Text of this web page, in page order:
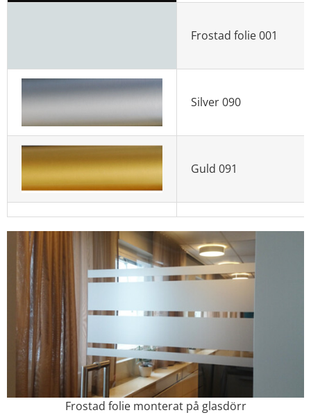
Frostad folie 001
Silver 090
Guld 091
Frostad folie monterat på glasdörr